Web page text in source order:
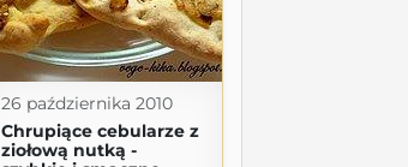
26 października 2010
Chrupiące cebularze z
ziołową nutką -